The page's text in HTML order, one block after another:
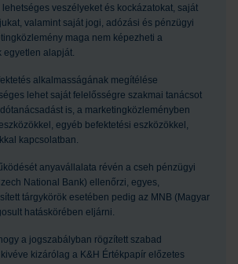
veszélyeket és kockázatokat, saját
valamint saját jogi, adózási és pénzügyi
maga nem képezheti a
egyetlen alapját.
alkalmasságának megítélése
lehet saját felelősségre szakmai tanácsot
is, a marketingközleményben
egyéb befektetési eszközökkel,
kapcsolatban.
anyavállalata révén a cseh pénzügyi
National Bank) ellenőrzi, egyes,
tárgykörök esetében pedig az MNB (Magyar
hatáskörében eljárni.
a jogszabályban rögzített szabad
kizárólag a K&H Értékpapír előzetes